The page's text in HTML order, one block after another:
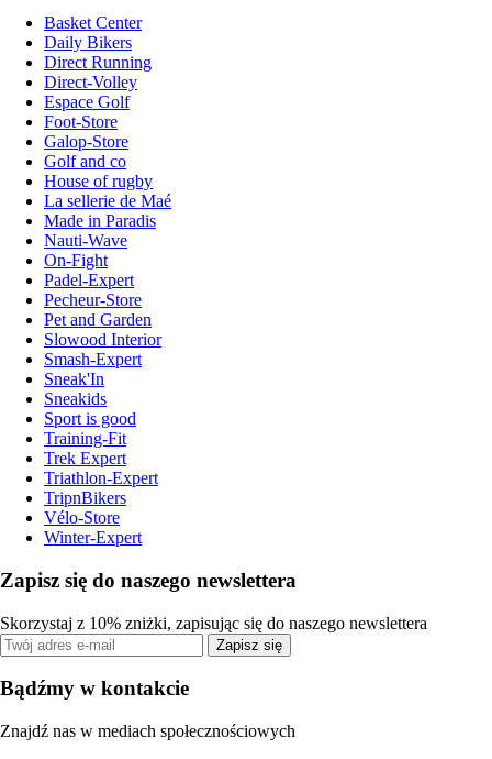
Basket Center
Daily Bikers
Direct Running
Direct-Volley
Espace Golf
Foot-Store
Galop-Store
Golf and co
House of rugby
La sellerie de Maé
Made in Paradis
Nauti-Wave
On-Fight
Padel-Expert
Pecheur-Store
Pet and Garden
Slowood Interior
Smash-Expert
Sneak'In
Sneakids
Sport is good
Training-Fit
Trek Expert
Triathlon-Expert
TripnBikers
Vélo-Store
Winter-Expert
Zapisz się do naszego newslettera
Skorzystaj z 10% zniżki, zapisując się do naszego newslettera
Zapisz się
Bądźmy w kontakcie
Znajdź nas w mediach społecznościowych